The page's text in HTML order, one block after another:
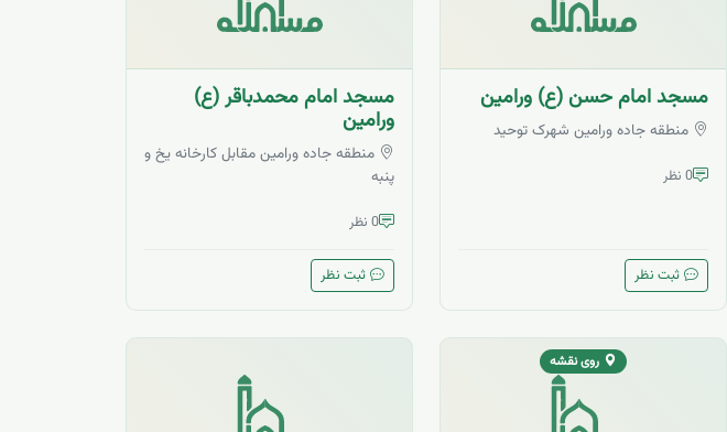
مسجد امام حسن (ع) ورامین
منطقه جاده ورامین شهرک توحید
0 نظر
ثبت نظر
مسجد امام محمدباقر (ع)
ورامین
منطقه جاده ورامین مقابل کارخانه یخ و
پنبه
0 نظر
ثبت نظر
روی نقشه